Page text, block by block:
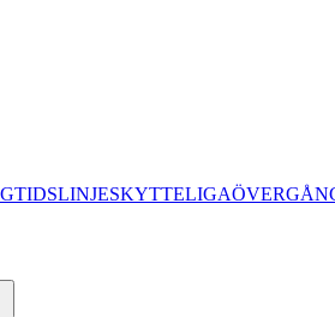
TIDSLINJESKYTTELIGA